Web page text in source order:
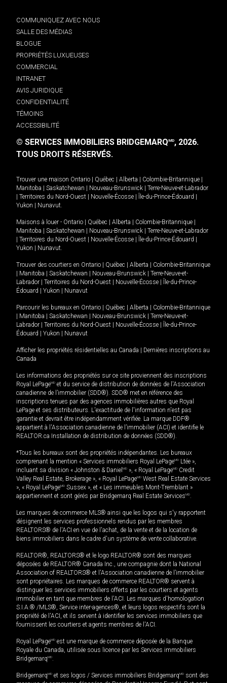
COMMUNIQUEZ AVEC NOUS
SALLE DES MÉDIAS
BLOGUE
PROPRIÉTÉS LUXUEUSES
COMMERCIAL
INTRANET
AVIS JURIDIQUE
CONFIDENTIALITÉ
TÉMOINS
ACCESSIBILITÉ
© SERVICES IMMOBILIERS BRIDGEMARQMD, 2026.
TOUS DROITS RÉSERVÉS.
Trouver une maison Ontario Québec Alberta Colombie-Britannique
Manitoba
Saskatchewan Nouveau-Brunswick
Terre-Neuve-et-Labrador
Territoires du Nord-Ouest Nouvelle-Écosse Île-du-Prince-Édouard
Yukon
Nunavut.
Maisons à louer - Ontario Québec Alberta Colombie-Britannique
Manitoba
Saskatchewan Nouveau-Brunswick
Terre-Neuve-et-Labrador
Territoires du Nord-Ouest Nouvelle-Écosse Île-du-Prince-Édouard
Yukon
Nunavut.
Trouver des courtiers en Ontario Québec Alberta
Colombie-Britannique
Manitoba Saskatchewan Nouveau-Brunswick
Terre-Neuve-et-
Labrador
Territoires du Nord-Ouest Nouvelle-Écosse
Île-du-Prince-
Édouard
Yukon Nunavut
Parcourir les bureaux en Ontario Québec Alberta
Colombie-Britannique
Manitoba Saskatchewan Nouveau-Brunswick
Terre-Neuve-et-
Labrador
Territoires du Nord-Ouest Nouvelle-Écosse
Île-du-Prince-
Édouard
Yukon Nunavut
Afficher les propriétés résidentielles au Canada
Dernières inscriptions au
Canada
Les informations des propriétés sur ce site proviennent des inscriptions
Royal LePageMD et du service de distribution de données de l'Association
canadienne de l’immobilier (SDD®). SDD® met en référence des
inscriptions tenues par des agences immobilières autres que Royal
LePage et ses distributeurs. L'exactitude de l'information n'est pas
garantie et devrait être indépendamment vérifiée. La marque DDF®
appartient à l'Association canadienne de l’immobilier (ACI) et identifie le
REALTOR.ca Installation de distribution de données (SDD®).
*Tous les bureaux sont des propriétés indépendantes. Les bureaux
comprenant la mention « Services immobiliers Royal LePageMD Ltée »,
incluant sa division « Johnston & Daniel MD », « Royal LePageMD Credit
Valley Real Estate, Brokerage », « Royal LePageMD West Real Estate Services
», « Royal LePageMD Sussex », et « Les immeubles Mont-Tremblant »
appartiennent et sont gérés par Bridgemarq Real Estate ServicesMD.
Les marques de commerce MLS® ainsi que les logos qui s'y rapportent
désignent les services professionnels rendus par les membres
REALTORS® de l'ACI en vue de l'achat, de la vente et de la location de
biens immobiliers dans le cadre d'un système de vente collaborative.
REALTOR®, REALTORS® et le logo REALTOR® sont des marques
déposées de REALTOR® Canada Inc., une compagnie dont la National
Association of REALTORS® et l'Association canadienne de l’immobilier
sont propriétaires. Les marques de commerce REALTOR® servent à
distinguer les services immobiliers offerts par les courtiers et agents
immobilier en tant que membres de l'ACI. Les marques d'homologation
S.I.A.® /MLS®, Service inter-agences®, et leurs logos respectifs sont la
propriété de l'ACI, et ils servent à identifier les services immobiliers que
fournissent les courtiers et agents membres de l'ACI.
Royal LePageMD est une marque de commerce déposée de la Banque
Royale du Canada, utilisée sous licence par les Services immobiliers
BridgemarqMD.
BridgemarqMD et ses logos / Services immobiliers BridgemarqMD sont des